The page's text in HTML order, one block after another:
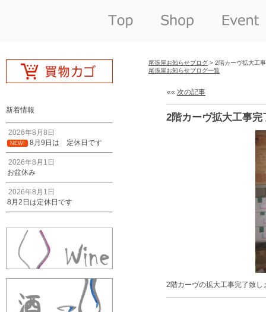
新着情報
2026年8月8日
NEW! 8月9日は 定休日です
2026年8月1日
お盆休み
2026年8月1日
8月2日は定休日です
尾張屋お知らせブログ > 2階カーヴ拡大工
尾張屋お知らせブログ一覧
«« 次の記事
2階カーヴ拡大工事完
2階カーヴの拡大工事完了致